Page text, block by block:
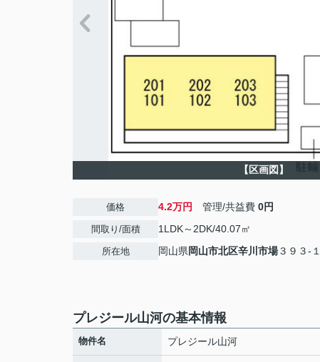
【区画図】
価格 4.2万円 管理/共益費 0円
間取り/面積 1LDK～2DK/40.07㎡
所在地 岡山県岡山市北区辛川市場３９３-１
プレジール山河の基本情報
物件名 プレジール山河